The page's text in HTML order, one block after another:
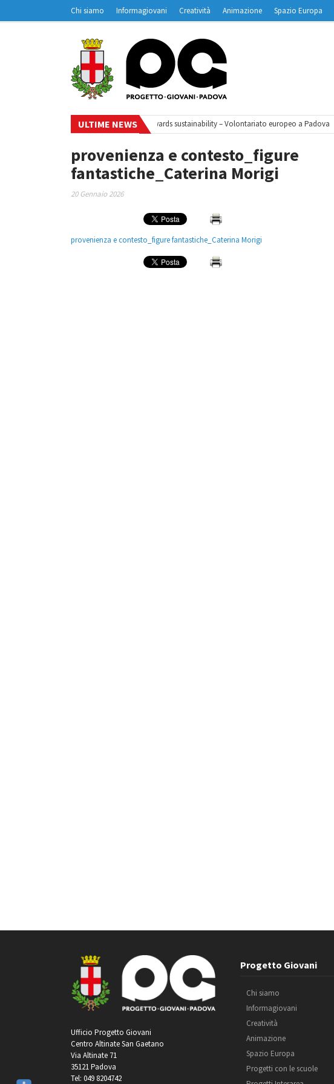
Chi siamo Informagiovani Creatività Animazione Spazio Europa
Contatti
Padovanet
ULTIME NEWS
Your small steps towards sustainability – Volontariato europeo a Padova
provenienza e contesto_figure
fantastiche_Caterina Morigi
20 Gennaio 2026
provenienza e contesto_figure fantastiche_Caterina Morigi
Ufficio Progetto Giovani
Centro Altinate San Gaetano
Via Altinate 71
35121 Padova
Tel: 049 8204742
Progetto Giovani
Chi siamo
Informagiovani
Creatività
Animazione
Spazio Europa
Progetti con le scuole